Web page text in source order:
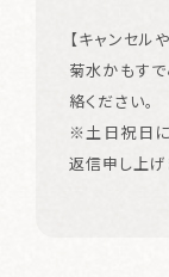
【キャンセル
菊水かもすで
絡ください。
※土日祝日に
返信申し上げ